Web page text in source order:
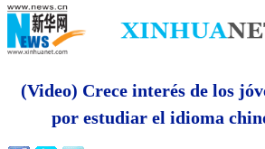
(Video) Crece interés de los
por estudiar el idioma